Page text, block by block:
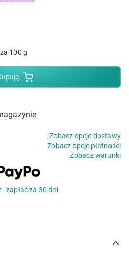
100 g
Zobacz opcje dostawy
Zobacz opcje płatności
Zobacz warunki
zapłać za 30 dni